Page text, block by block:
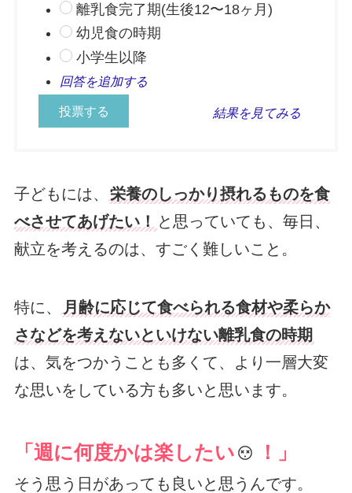
離乳食完了期(生後12〜18ヶ月)
幼児食の時期
小学生以降
回答を追加する
結果を見てみる
子どもには、 栄養のしっかり摂れるものを食
べさせてあげたい！ と思っていても、毎日、
献立を考えるのは、すごく難しいこと。
特に、
月齢に応じて食べられる食材や柔らか
さなどを考えないといけない離乳食の時期
は、気をつかうことも多くて、より一層大変
な思いをしている方も多いと思います。
「週に何度かは楽したい ！」
そう思う日があっても良いと思うんです。